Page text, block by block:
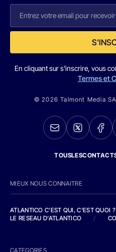
En cliquant sur s'inscrire, vous
Termes et
© 2026 Talmont Media
MIEUX NOUS CONNAITRE
ATLANTICO C'EST QUI, C'EST QUOI ?
LE RESEAU D'ATLANTICO
/
CATEGORIES